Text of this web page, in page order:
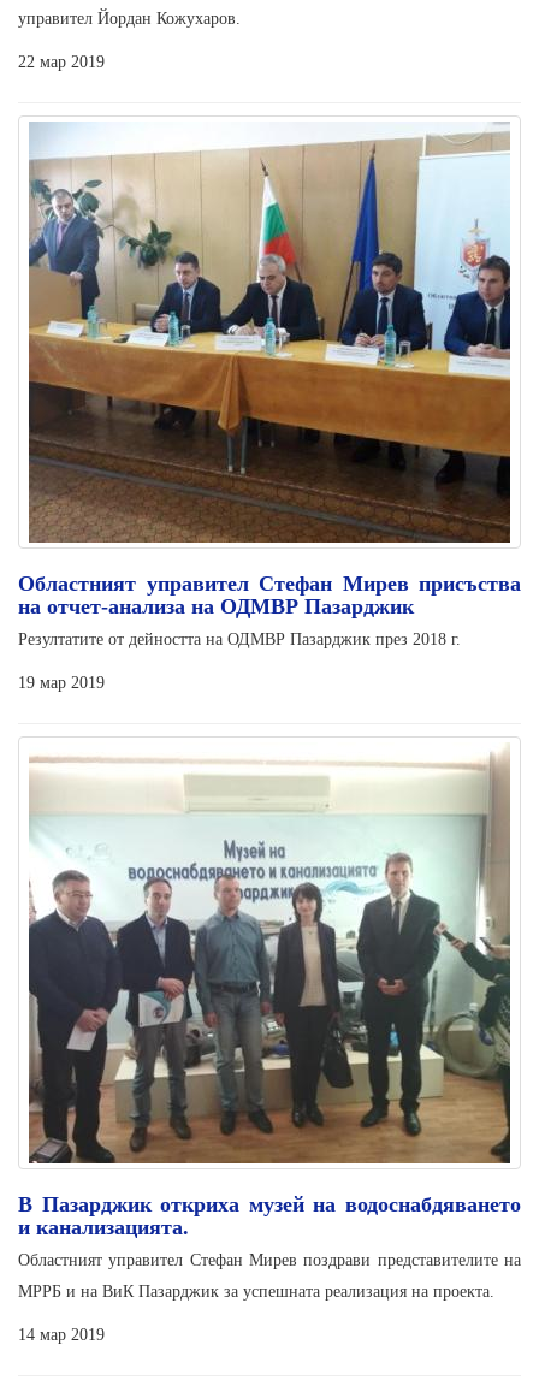
управител Йордан Кожухаров.
22 мар 2019
Областният управител Стефан Мирев присъства
на отчет-анализа на ОДМВР Пазарджик
Резултатите от дейността на ОДМВР Пазарджик през 2018 г.
19 мар 2019
В Пазарджик откриха музей на водоснабдяването
и канализацията.
Областният управител Стефан Мирев поздрави представителите на
МРРБ и на ВиК Пазарджик за успешната реализация на проекта.
14 мар 2019